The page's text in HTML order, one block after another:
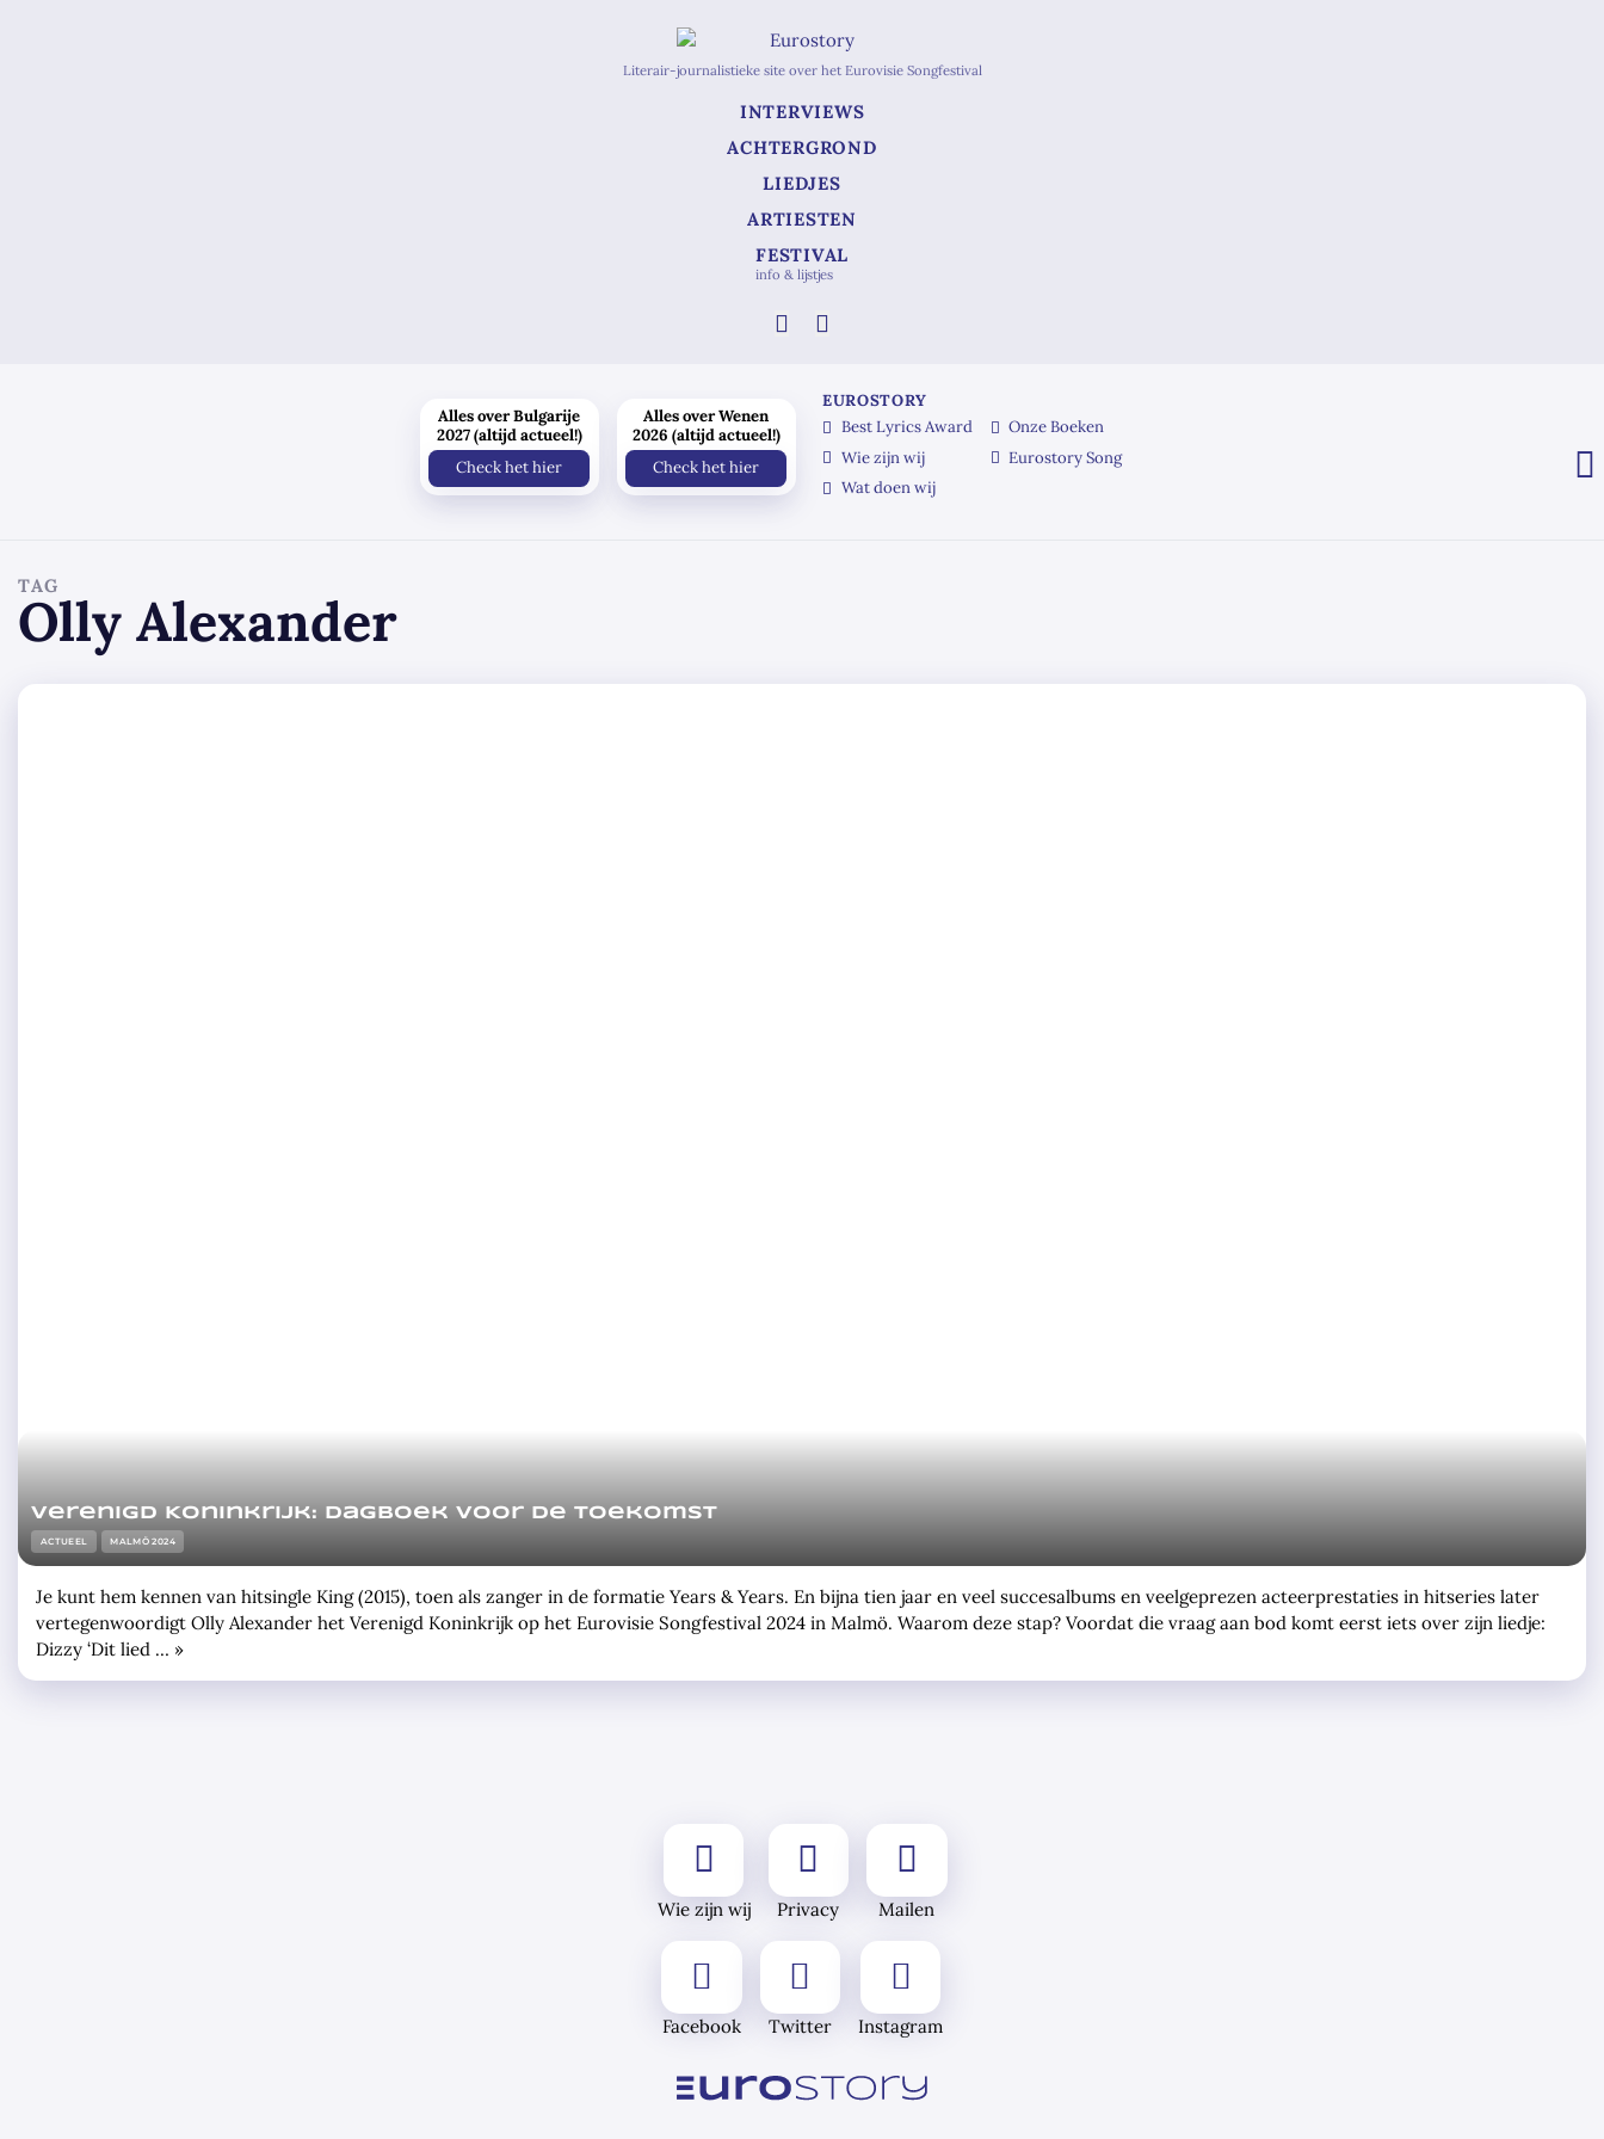
Literair-journalistieke site over het Eurovisie Songfestival
INTERVIEWS
ACHTERGROND
LIEDJES
ARTIESTEN
FESTIVAL
info & lijstjes
TAG
Olly Alexander
Verenigd Koninkrijk: Dagboek voor de toekomst
ACTUEEL MALMÖ 2024
Je kunt hem kennen van hitsingle King (2015), toen als zanger in de formatie Years & Years. En bijna tien jaar en veel succesalbums en veelgeprezen acteerprestaties in hitseries later
vertegenwoordigt Olly Alexander het Verenigd Koninkrijk op het Eurovisie Songfestival 2024 in Malmö. Waarom deze stap? Voordat die vraag aan bod komt eerst iets over zijn liedje:
Dizzy ‘Dit lied … »
Alles over Bulgarije
2027 (altijd actueel!)
Check het hier
Alles over Wenen
2026 (altijd actueel!)
Check het hier
EUROSTORY
Best Lyrics Award
Wie zijn wij
Wat doen wij
Onze Boeken
Eurostory Song
Wie zijn wij Privacy Mailen
Facebook Twitter Instagram